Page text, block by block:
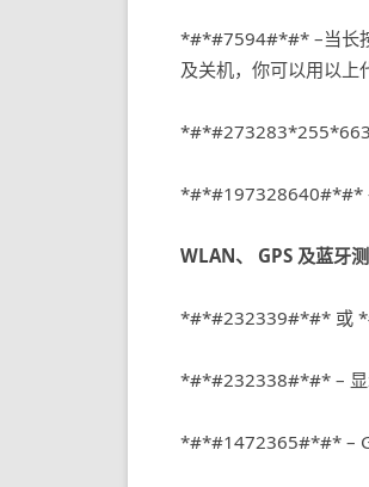
*#*#7594#*#* –当长
及关机，你可以用以上
*#*#197328640#*#* –
WLAN、 GPS 及蓝牙
*#*#232339#*#* 或
*#*#232338#*#* – 显
*#*#1472365#*#* –